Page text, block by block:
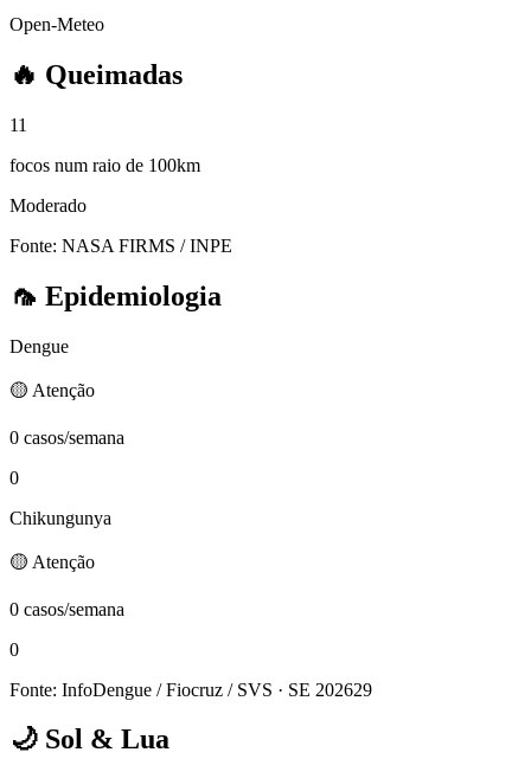
Open-Meteo
🔥 Queimadas
11
focos num raio de 100km
Moderado
Fonte: NASA FIRMS / INPE
🦟 Epidemiologia
Dengue
🟡 Atenção
0 casos/semana
0
Chikungunya
🟡 Atenção
0 casos/semana
0
Fonte: InfoDengue / Fiocruz / SVS · SE 202629
🌙 Sol & Lua